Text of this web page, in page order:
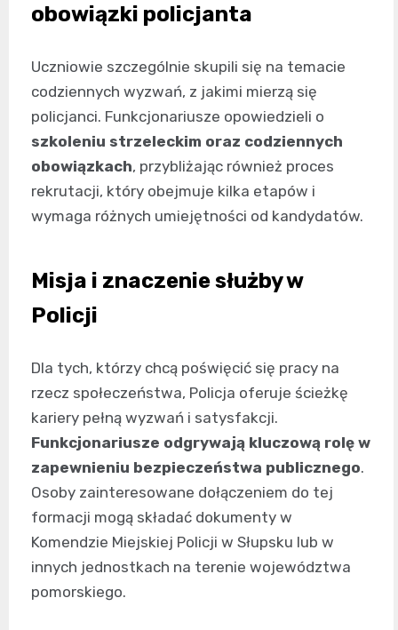
obowiązki policjanta
Uczniowie szczególnie skupili się na temacie
codziennych wyzwań, z jakimi mierzą się
policjanci. Funkcjonariusze opowiedzieli o
szkoleniu strzeleckim oraz codziennych
obowiązkach, przybliżając również proces
rekrutacji, który obejmuje kilka etapów i
wymaga różnych umiejętności od kandydatów.
Misja i znaczenie służby w
Policji
Dla tych, którzy chcą poświęcić się pracy na
rzecz społeczeństwa, Policja oferuje ścieżkę
kariery pełną wyzwań i satysfakcji.
Funkcjonariusze odgrywają kluczową rolę w
zapewnieniu bezpieczeństwa publicznego.
Osoby zainteresowane dołączeniem do tej
formacji mogą składać dokumenty w
Komendzie Miejskiej Policji w Słupsku lub w
innych jednostkach na terenie województwa
pomorskiego.